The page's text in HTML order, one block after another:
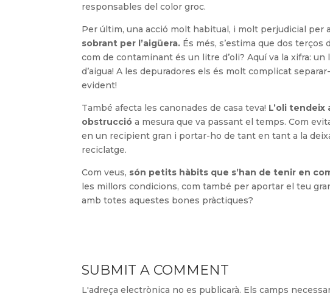
responsables del color groc.
Per últim, una acció molt habitual, i molt perjudicial per
sobrant per l’aigüera. És més, s’estima que dos terços
com de contaminant és un litre d’oli? Aquí va la xifra:
d’aigua! A les depuradores els és molt complicat
evident!
També afecta les canonades de casa teva! L’oli tendeix
obstrucció a mesura que va passant el temps. Com
en un recipient gran i portar-ho de tant en tant a la
reciclatge.
Com veus, són petits hàbits que s’han de tenir en
les millors condicions, com també per aportar el teu
amb totes aquestes bones pràctiques?
SUBMIT A COMMENT
L'adreça electrònica no es publicarà. Els camps